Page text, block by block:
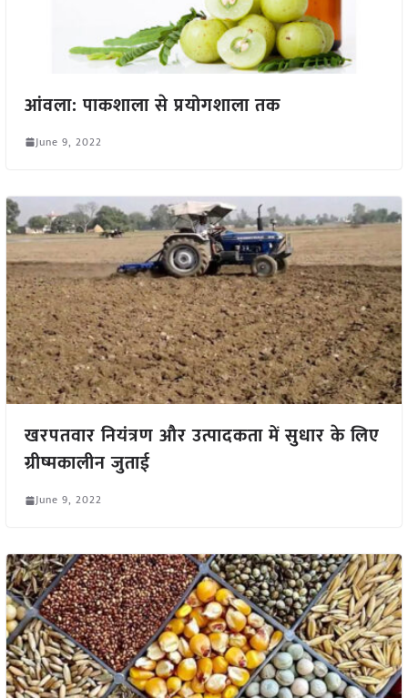
आंवला: पाकशाला से प्रयोगशाला तक
June 9, 2022
खरपतवार नियंत्रण और उत्पादकता में सुधार के लिए
ग्रीष्मकालीन जुताई
June 9, 2022